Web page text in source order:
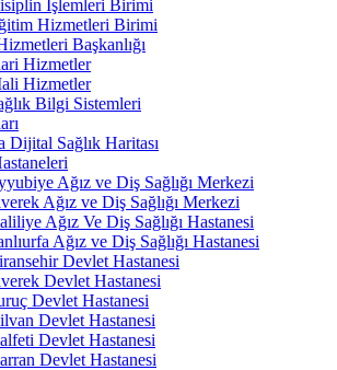
İşlemleri Birimi
Hizmetleri Birimi
Başkanlığı
Hizmetler
Hizmetler
Bilgi Sistemleri
Dijital Sağlık Haritası
Ağız ve Diş Sağlığı Merkezi
Ağız ve Diş Sağlığı Merkezi
Ağız Ve Diş Sağlığı Hastanesi
Ağız ve Diş Sağlığı Hastanesi
Devlet Hastanesi
Devlet Hastanesi
Devlet Hastanesi
Devlet Hastanesi
Devlet Hastanesi
Devlet Hastanesi